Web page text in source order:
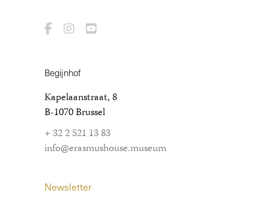
Begijnhof
Kapelaanstraat, 8
B-1070 Brussel
+ 32 2 521 13 83
info@erasmushouse.museum
Newsletter